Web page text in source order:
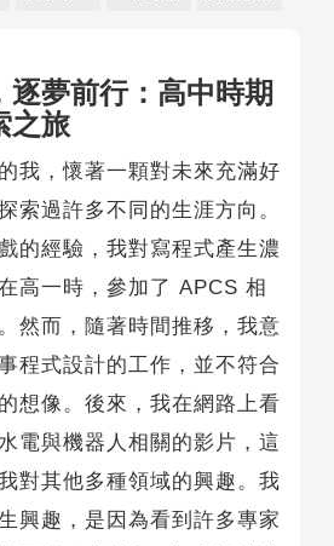
逐夢前行：高中時期
之旅
，懷著一顆對未來充滿好
索過許多不同的生涯方向。
的經驗，我對寫程式產生濃
高一時，參加了 APCS 相
然而，隨著時間推移，我意
程式設計的工作，並不符合
想像。後來，我在網路上看
電與機器人相關的影片，這
對其他多種領域的興趣。我
興趣，是因為看到許多專家